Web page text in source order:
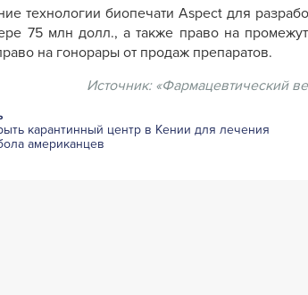
технологии биопечати Aspect для
75 млн долл., а также право на
на гонорары от продаж препаратов.
Источник: «Фармацевтический
карантинный центр в Кении для лечения
американцев